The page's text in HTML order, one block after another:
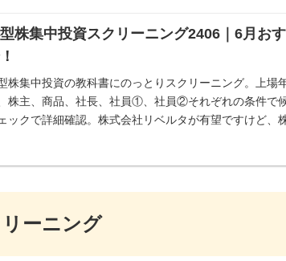
株集中投資スクリーニング2406｜6月お
株集中投資の教科書にのっとりスクリーニング。上場
株主、商品、社長、社員①、社員②それぞれの条件で
ックで詳細確認。株式会社リベルタが有望ですけど、
ーニング